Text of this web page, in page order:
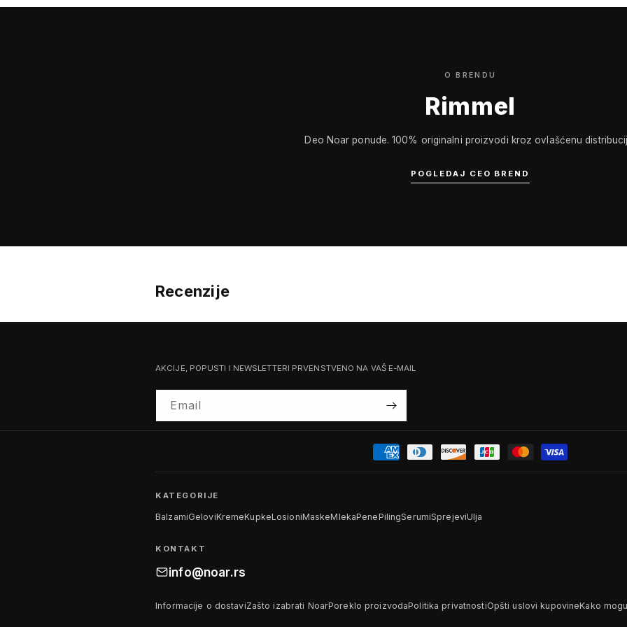
O BRENDU
Rimmel
Deo Noar ponude. 100% originalni proizvodi kroz ovlašćenu
POGLEDAJ CEO BREND
Recenzije
AKCIJE, POPUSTI I NEWSLETTERI PRVENSTVENO NA VAŠ E-MAIL
Email
KATEGORIJE
BalzamiGeloviKremeKupkeLosioniMaskeMlekaPenePilingSerumiSprejeviUlja
KONTAKT
info@noar.rs
Informacije o dostaviZašto izabrati NoarPoreklo proizvodaPolitika privatnostiOpšti uslovi kupovineKako